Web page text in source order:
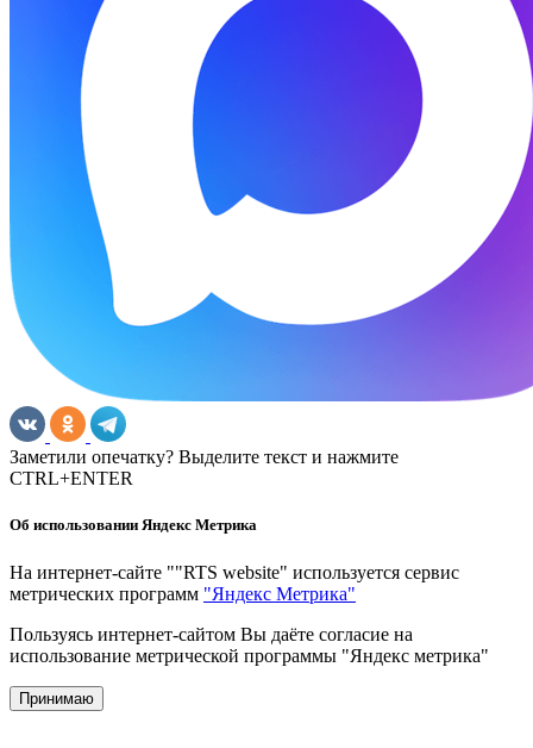
Заметили опечатку? Выделите текст и нажмите
CTRL+ENTER
Об использовании Яндекс Метрика
На интернет-сайте ""RTS website" используется сервис
метрических программ "Яндекс Метрика"
Пользуясь интернет-сайтом Вы даёте согласие на
использование метрической программы "Яндекс метрика"
Принимаю